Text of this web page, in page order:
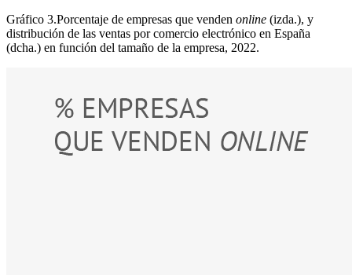
Gráfico 3.Porcentaje de empresas que venden online (izda.), y
distribución de las ventas por comercio electrónico en España
(dcha.) en función del tamaño de la empresa, 2022.